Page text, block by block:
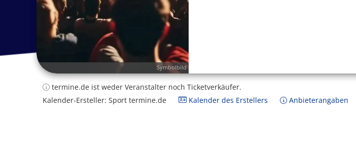
Symbolbild
termine.de ist weder Veranstalter noch Ticketverkäufer.
Kalender-Ersteller: Sport termine.de
Kalender des Erstellers Anbieterangaben